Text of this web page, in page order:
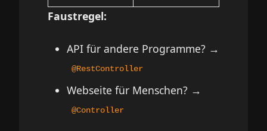
Faustregel:
API für andere Programme? →
@RestController
Webseite für Menschen? →
@Controller